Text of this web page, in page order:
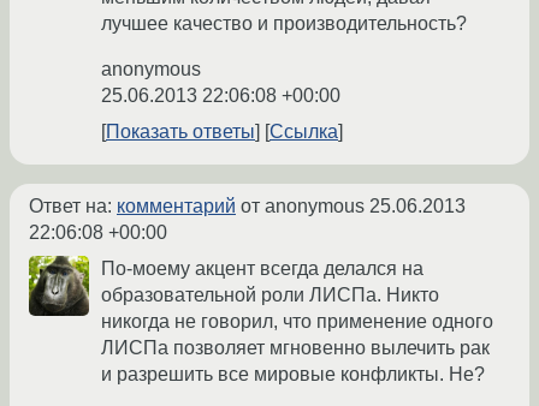
лучшее качество и производительность?
anonymous
25.06.2013 22:06:08 +00:00
Показать ответы
Ссылка
Ответ на: комментарий от anonymous 25.06.2013
22:06:08 +00:00
По-моему акцент всегда делался на
образовательной роли ЛИСПа. Никто
никогда не говорил, что применение одного
ЛИСПа позволяет мгновенно вылечить рак
и разрешить все мировые конфликты. Не?